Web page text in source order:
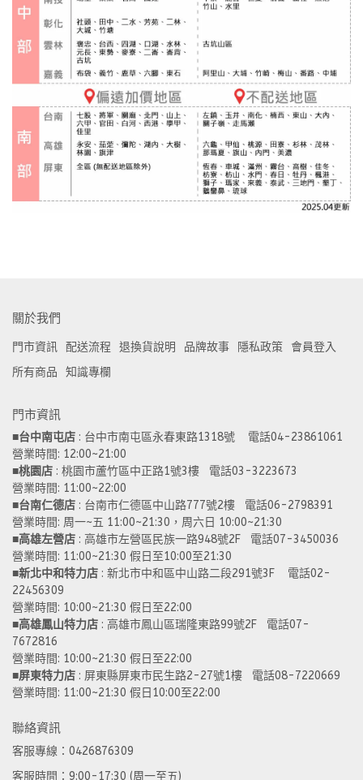
關於我們
門市資訊 配送流程 退換貨說明 品牌故事 隱私政策
會員登入
所有商品
知識專欄
門市資訊
■台中南屯店 : 台中市南屯區永春東路1318號    電話04-23861061
營業時間: 12:00~21:00
■桃園店 : 桃園市蘆竹區中正路1號3樓   電話03-3223673
營業時間: 11:00~22:00
■台南仁德店 : 台南市仁德區中山路777號2樓   電話06-2798391
營業時間: 周一~五 11:00~21:30，周六日 10:00~21:30
■高雄左營店 : 高雄市左營區民族一路948號2F   電話07-3450036
營業時間: 11:00~21:30 假日至10:00至21:30
■新北中和特力店 : 新北市中和區中山路二段291號3F    電話02-
22456309
營業時間: 10:00~21:30 假日至22:00
■高雄鳳山特力店 : 高雄市鳳山區瑞隆東路99號2F   電話07-
7672816
營業時間: 10:00~21:30 假日至22:00
■屏東特力店 : 屏東縣屏東市民生路2-27號1樓   電話08-7220669
營業時間: 11:00~21:30 假日10:00至22:00
聯絡資訊
客服專線：0426876309
客服時間：9:00-17:30 (周一至五)